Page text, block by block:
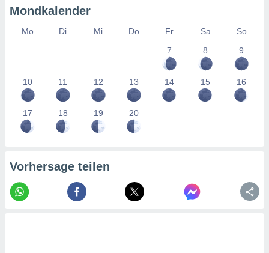
durch
von
1199
Mondkalender
Mo Di Mi Do Fr Sa
So
7
8 9
10 11 12 13 14 15 16
17 18 19 20
Vorhersage teilen